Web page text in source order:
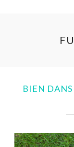
BIEN